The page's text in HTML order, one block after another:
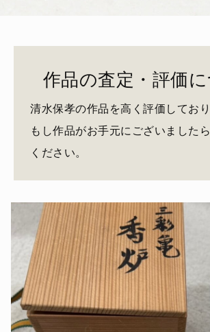
作品の査定・評価
清水保孝の作品を高く評価しており
もし作品がお手元にございました
ください。